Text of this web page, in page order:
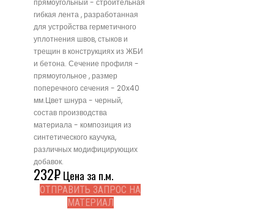
гибкая лента , разработанная
для устройства герметичного
уплотнения швов, стыков и
трещин в конструкциях из ЖБИ
и бетона. Сечение профиля -
прямоугольное , размер
поперечного сечения - 20x40
мм.Цвет шнура - черный,
состав производства
материала - композиция из
синтетического каучука,
различных модифицирующих
добавок.
232₽Цена за п.м.
ОТПРАВИТЬ ЗАПРОС НА
МАТЕРИАЛ